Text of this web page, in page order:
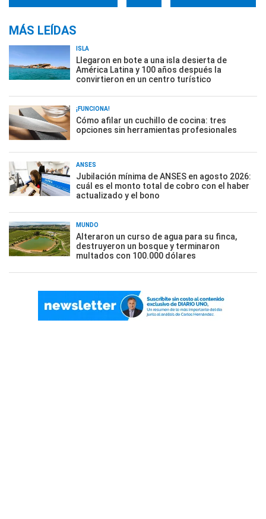
MÁS LEÍDAS
ISLA
Llegaron en bote a una isla desierta de
América Latina y 100 años después la
convirtieron en un centro turístico
¡FUNCIONA!
Cómo afilar un cuchillo de cocina: tres
opciones sin herramientas profesionales
ANSES
Jubilación mínima de ANSES en agosto 2026:
cuál es el monto total de cobro con el haber
actualizado y el bono
MUNDO
Alteraron un curso de agua para su finca,
destruyeron un bosque y terminaron
multados con 100.000 dólares